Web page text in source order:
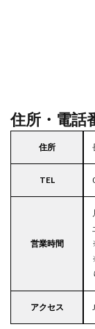
ココ
ス
住所・電話
住所
TEL
営業時間
アクセス